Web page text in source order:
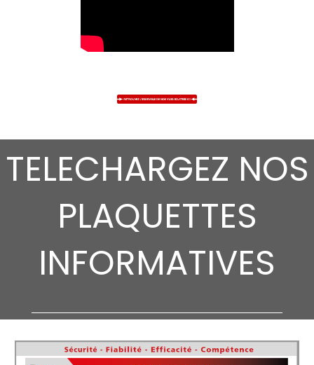
TELECHARGEZ NOS
PLAQUETTES
INFORMATIVES